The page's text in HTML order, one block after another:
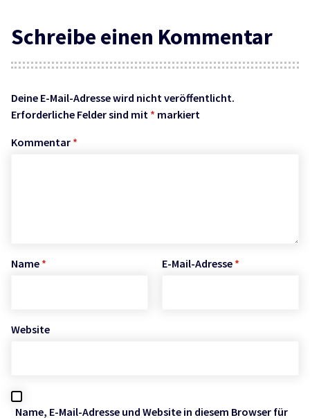
Schreibe einen Kommentar
Deine E-Mail-Adresse wird nicht veröffentlicht.
Erforderliche Felder sind mit * markiert
Kommentar *
Name * E-Mail-Adresse *
Website
Name, E-Mail-Adresse und Website in diesem Browser für